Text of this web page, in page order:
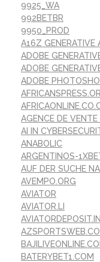
9925_WA
992BETBR
9950_PROD
A16Z GENERATIVE
ADOBE
ADOBE
ADOBE
AGENCE DE
AI IN
ANABOLIC
ARGENTINOS-
AUF DER SUCHE
AVEMPO.ORG
AVIATOR
AVIATOR.LI
AVIATORDEPOSIT.IN
BATERYBET1.COM